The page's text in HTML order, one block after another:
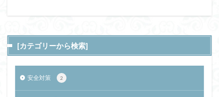
[カテゴリーから検索]
安全対策 2